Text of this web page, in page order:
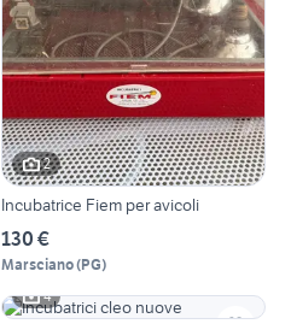
2
Incubatrice Fiem per avicoli
130 €
Marsciano(PG)
4